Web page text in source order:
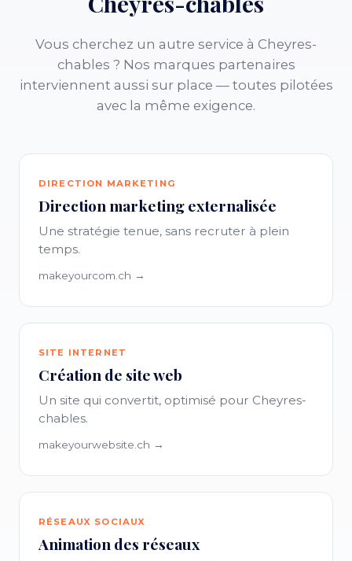
Vous cherchez un autre service à Cheyres-
chables ? Nos marques partenaires
interviennent aussi sur place — toutes pilotées
avec la même exigence.
DIRECTION MARKETING
Direction marketing externalisée
Une stratégie tenue, sans recruter à plein
temps.
makeyourcom.ch →
SITE INTERNET
Création de site web
Un site qui convertit, optimisé pour Cheyres-
chables.
makeyourwebsite.ch →
RÉSEAUX SOCIAUX
Animation des réseaux